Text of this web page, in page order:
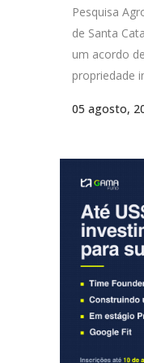
Pesquisa
de Santa
um acordo
propriedade
05 agosto,